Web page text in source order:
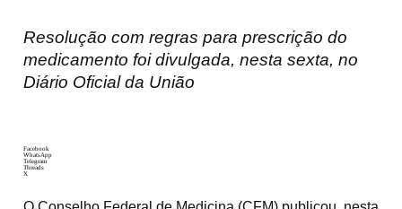
Resolução com regras para prescrição do
medicamento foi divulgada, nesta sexta, no
Diário Oficial da União
Facebook
WhatsApp
Telegram
Threads
X